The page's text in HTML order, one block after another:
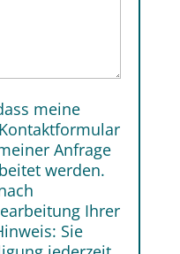
meine
Anfrage
werden.
Ihrer
Sie